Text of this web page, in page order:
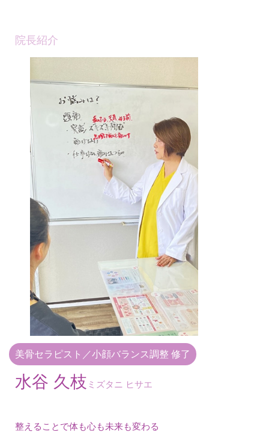
院長紹介
美骨セラピスト／小顔バランス調整 修了
水谷 久枝 ミズタニ ヒサエ
整えることで体も心も未来も変わる